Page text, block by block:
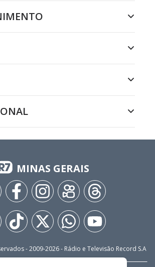
MINAS GERAIS
- 2009-2026- Rádio e Televisão Record S.A